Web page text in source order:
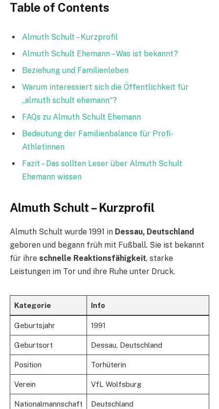
Table of Contents
Almuth Schult – Kurzprofil
Almuth Schult Ehemann – Was ist bekannt?
Beziehung und Familienleben
Warum interessiert sich die Öffentlichkeit für
„almuth schult ehemann“?
FAQs zu Almuth Schult Ehemann
Bedeutung der Familienbalance für Profi-
Athletinnen
Fazit – Das sollten Leser über Almuth Schult
Ehemann wissen
Almuth Schult – Kurzprofil
Almuth Schult wurde 1991 in Dessau, Deutschland
geboren und begann früh mit Fußball. Sie ist bekannt
für ihre schnelle Reaktionsfähigkeit, starke
Leistungen im Tor und ihre Ruhe unter Druck.
Kategorie Info
Geburtsjahr 1991
Geburtsort Dessau, Deutschland
Position Torhüterin
Verein VfL Wolfsburg
Nationalmannschaft Deutschland